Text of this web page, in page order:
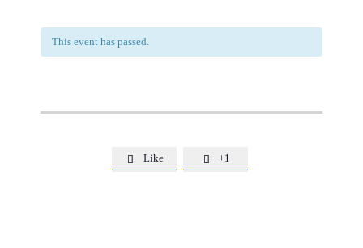
This event has passed.
 Like  +1